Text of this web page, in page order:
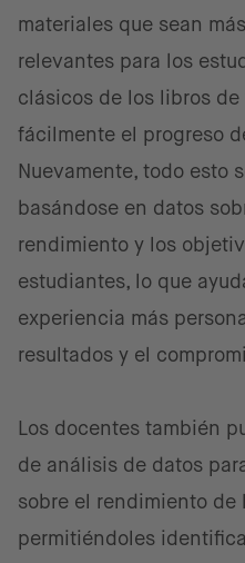
materiales que sean
relevantes para los
clásicos de los libros de
fácilmente el progreso
Nuevamente, todo esto
basándose en datos
rendimiento y los
estudiantes, lo que
experiencia más
resultados y el
Los docentes también
de análisis de datos
sobre el rendimiento de
permitiéndoles